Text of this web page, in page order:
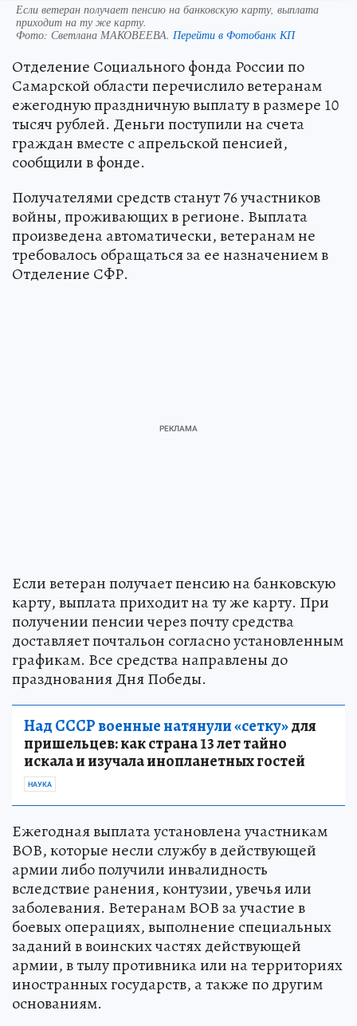
Если ветеран получает пенсию на банковскую карту, выплата
приходит на ту же карту.
Фото: Светлана МАКОВЕЕВА. Перейти в Фотобанк КП
Отделение Социального фонда России по
Самарской области перечислило ветеранам
ежегодную праздничную выплату в размере 10
тысяч рублей. Деньги поступили на счета
граждан вместе с апрельской пенсией,
сообщили в фонде.
Получателями средств станут 76 участников
войны, проживающих в регионе. Выплата
произведена автоматически, ветеранам не
требовалось обращаться за ее назначением в
Отделение СФР.
Если ветеран получает пенсию на банковскую
карту, выплата приходит на ту же карту. При
получении пенсии через почту средства
доставляет почтальон согласно установленным
графикам. Все средства направлены до
празднования Дня Победы.
Над СССР военные натянули «сетку»для
пришельцев: как страна 13 лет тайно
искала и изучала инопланетных гостей
НАУКА
Ежегодная выплата установлена участникам
ВОВ, которые несли службу в действующей
армии либо получили инвалидность
вследствие ранения, контузии, увечья или
заболевания. Ветеранам ВОВ за участие в
боевых операциях, выполнение специальных
заданий в воинских частях действующей
армии, в тылу противника или на территориях
иностранных государств, а также по другим
основаниям.